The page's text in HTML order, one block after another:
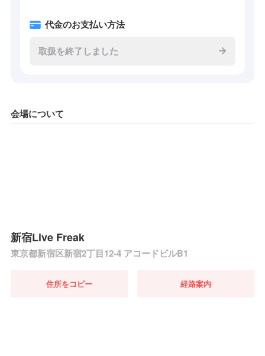
代金のお支払い方法
取扱を終了しました
会場について
新宿Live Freak
東京都新宿区新宿2丁目12-4 アコードビルB1
住所をコピー 経路案内